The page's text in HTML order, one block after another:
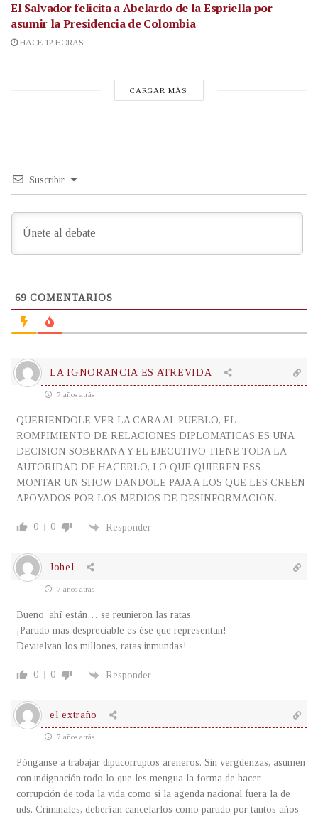
El Salvador felicita a Abelardo de la Espriella por
asumir la Presidencia de Colombia
HACE 12 HORAS
CARGAR MÁS
Suscribir
69 COMENTARIOS
LA IGNORANCIA ES ATREVIDA
7 años atrás
QUERIENDOLE VER LA CARA AL PUEBLO, EL
ROMPIMIENTO DE RELACIONES DIPLOMATICAS ES UNA
DECISION SOBERANA Y EL EJECUTIVO TIENE TODA LA
AUTORIDAD DE HACERLO, LO QUE QUIEREN ESS
MONTAR UN SHOW DANDOLE PAJA A LOS QUE LES CREEN
APOYADOS POR LOS MEDIOS DE DESINFORMACION.
0 0 Responder
Johel
7 años atrás
Bueno, ahí están… se reunieron las ratas.
¡Partido mas despreciable es ése que representan!
Devuelvan los millones, ratas inmundas!
0 0 Responder
el extraño
7 años atrás
Pónganse a trabajar dipucorruptos areneros. Sin vergüenzas, asumen
con indignación todo lo que les mengua la forma de hacer
corrupción de toda la vida como si la agenda nacional fuera la de
uds. Criminales, deberían cancelarlos como partido por tantos años